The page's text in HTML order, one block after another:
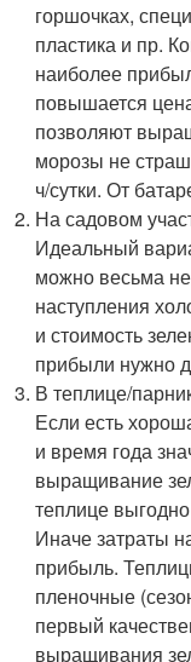
горшочках,
пластика и пр.
наиболее
повышается
позволяют
морозы не
ч/сутки. От
На садовом
Идеальный
можно весьма
наступления
и стоимость
прибыли нужно
В теплице/
Если есть
и время года
выращивание
теплице
Иначе затраты
прибыль.
пленочные
первый
выращивания